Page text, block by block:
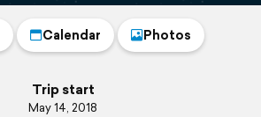
Calendar Photos
Trip start
May 14, 2018